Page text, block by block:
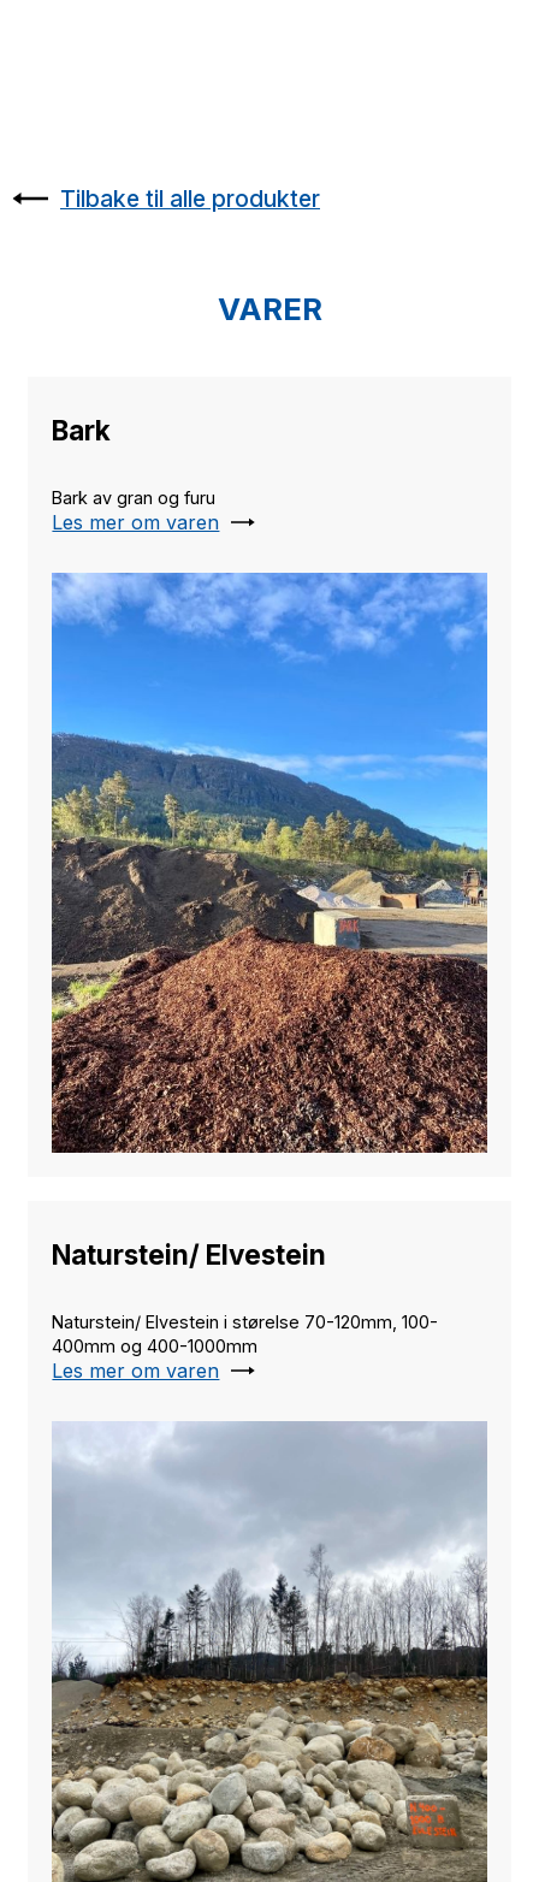
Tilbake til alle produkter
VARER
Bark
Bark av gran og furu
Les mer om varen
Naturstein/ Elvestein
Naturstein/ Elvestein i størelse 70-120mm, 100-
400mm og 400-1000mm
Les mer om varen